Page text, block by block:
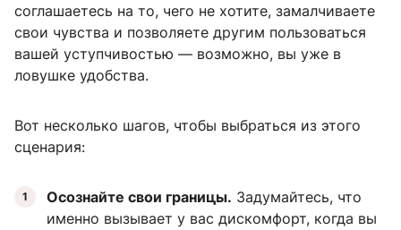
соглашаетесь на то, чего не хотите, замалчиваете
свои чувства и позволяете другим пользоваться
вашей уступчивостью — возможно, вы уже в
ловушке удобства.
Вот несколько шагов, чтобы выбраться из этого
сценария:
Осознайте свои границы. Задумайтесь, что
именно вызывает у вас дискомфорт, когда вы